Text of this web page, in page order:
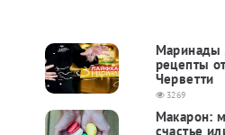
рецепты
Черветти
3269
Макарон:
счастье